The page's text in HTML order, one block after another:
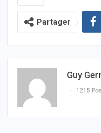
Partager
Guy
1215